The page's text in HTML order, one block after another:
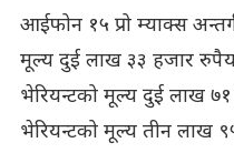
आईफोन १५ प्रो म्याक्स
मूल्य दुई लाख ३३ हजार
भेरियन्टको मूल्य दुई लाख ७१
भेरियन्टको मूल्य तीन लाख